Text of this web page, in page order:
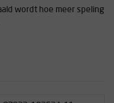
wordt hoe meer speling